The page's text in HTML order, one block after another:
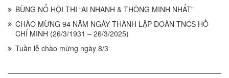
BÙNG NỔ HỘI THI “AI NHANH & THÔNG MINH NHẤT”
CHÀO MỪNG 94 NĂM NGÀY THÀNH LẬP ĐOÀN TNCS HỒ
CHÍ MINH (26/3/1931 – 26/3/2025)
Tuần lễ chào mừng ngày 8/3